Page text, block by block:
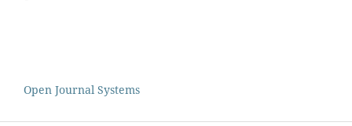
Open Journal Systems